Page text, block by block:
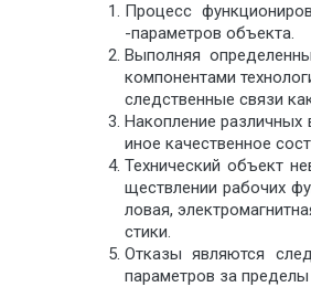
Процесс
-параметров объекта.
Выполняя
компонентами
следственные связи
Накопление различных
иное качественное
Технический объект
ществлении рабочих
ловая,
стики.
Отказы являются
параметров за